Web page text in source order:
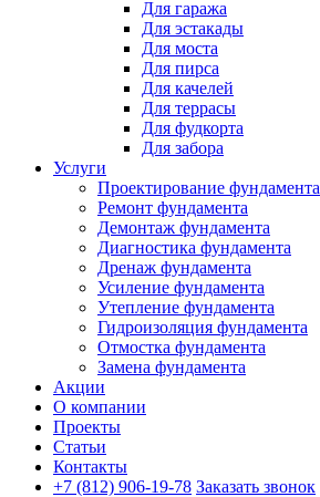
Для гаража
Для эстакады
Для моста
Для пирса
Для качелей
Для террасы
Для фудкорта
Для забора
Услуги
Проектирование фундамента
Ремонт фундамента
Демонтаж фундамента
Диагностика фундамента
Дренаж фундамента
Усиление фундамента
Утепление фундамента
Гидроизоляция фундамента
Отмостка фундамента
Замена фундамента
Акции
О компании
Проекты
Статьи
Контакты
+7 (812) 906-19-78 Заказать звонок